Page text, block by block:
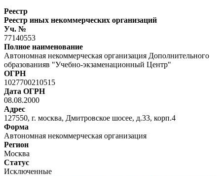
Реестр
Реестр иных некоммерческих организаций
Уч. №
77140553
Полное наименование
Автономная некоммерческая организация Дополнительного
образованияв "Учебно-экзаменационный Центр"
ОГРН
1027700210515
Дата ОГРН
08.08.2000
Адрес
127550, г. москва, Дмитровское шосее, д.33, корп.4
Форма
Автономная некоммерческая организация
Регион
Москва
Статус
Исключенные